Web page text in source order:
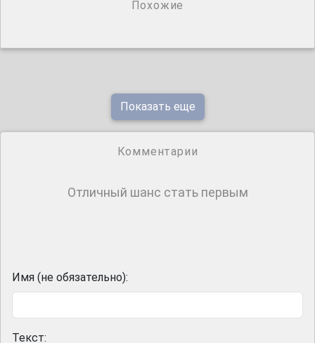
Похожие
Показать еще
Комментарии
Отличный шанс стать первым
Имя (не обязательно):
Текст: